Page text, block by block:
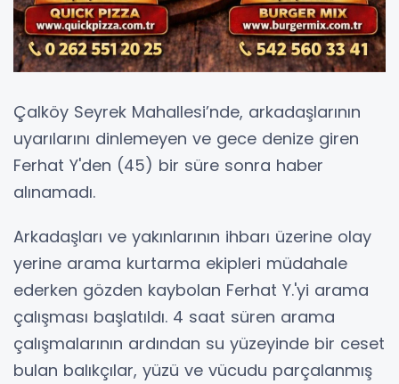
Çalköy Seyrek Mahallesi’nde, arkadaşlarının
uyarılarını dinlemeyen ve gece denize giren
Ferhat Y'den (45) bir süre sonra haber
alınamadı.
Arkadaşları ve yakınlarının ihbarı üzerine olay
yerine arama kurtarma ekipleri müdahale
ederken gözden kaybolan Ferhat Y.'yi arama
çalışması başlatıldı. 4 saat süren arama
çalışmalarının ardından su yüzeyinde bir ceset
bulan balıkçılar, yüzü ve vücudu parçalanmış